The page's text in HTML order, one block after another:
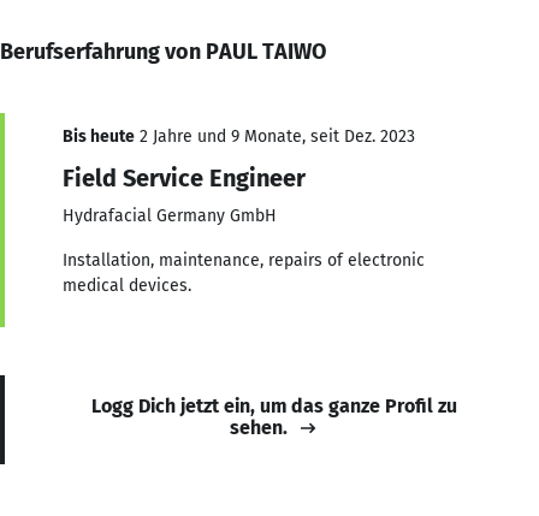
Berufserfahrung von PAUL TAIWO
Bis heute 2 Jahre und 9 Monate, seit Dez. 2023
Field Service Engineer
Hydrafacial Germany GmbH
Installation, maintenance, repairs of electronic
medical devices.
Logg Dich jetzt ein, um das ganze Profil zu
sehen.